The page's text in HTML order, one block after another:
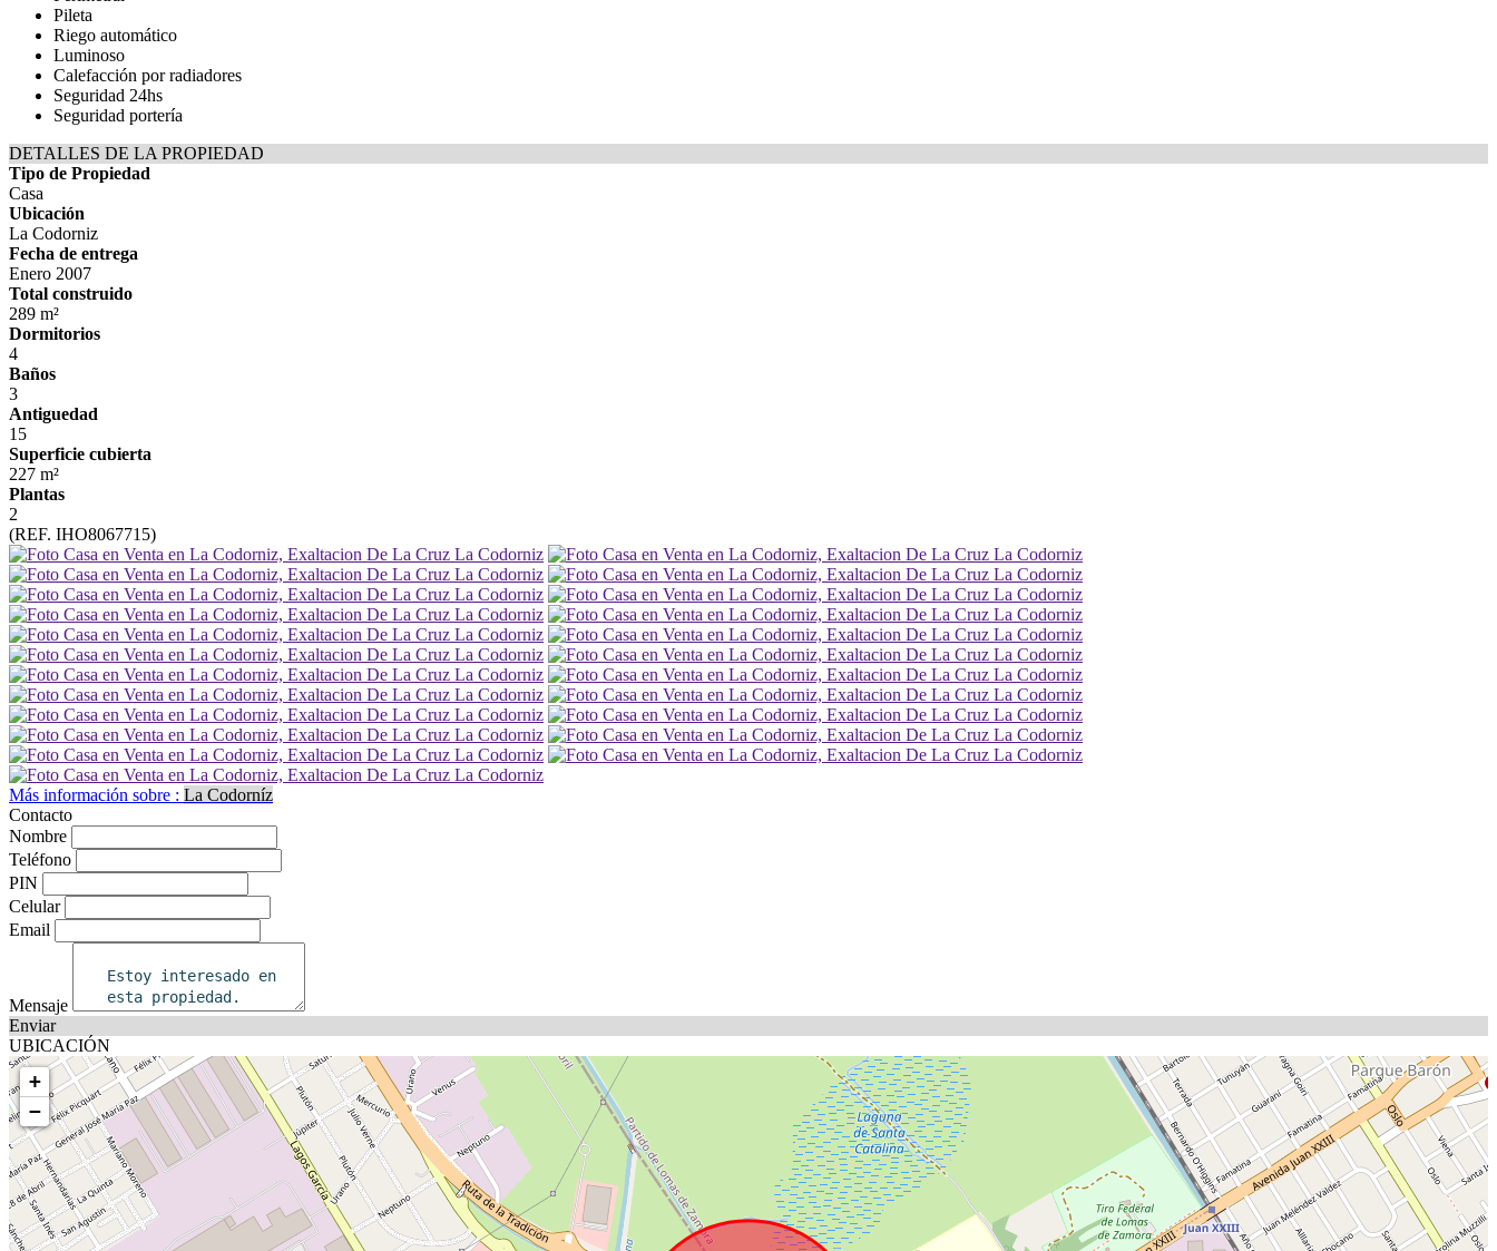
Pileta
Riego automático
Luminoso
Calefacción por radiadores
Seguridad 24hs
Seguridad portería
DETALLES DE LA PROPIEDAD
Tipo de Propiedad
Casa
Ubicación
La Codorniz
Fecha de entrega
Enero 2007
Total construido
289 m²
Dormitorios
4
Baños
3
Antiguedad
15
Superficie cubierta
227 m²
Plantas
2
(REF. IHO8067715)
Más información sobre : La Codorníz
Contacto
Nombre
Teléfono
PIN
Celular
Email
Mensaje
Enviar
UBICACIÓN
+
−